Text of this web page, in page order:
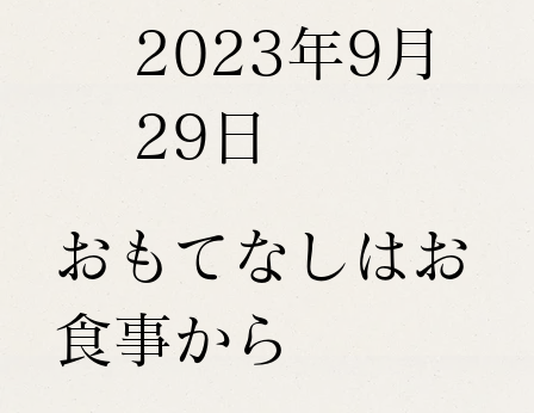
おもてなしはお
食事から
2023年9月
29日